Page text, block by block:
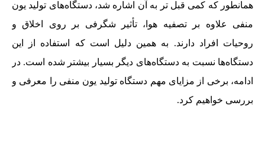
همانطور که کمی قبل تر به آن اشاره شد، دستگاه‌های تولید یون
منفی علاوه بر تصفیه هوا، تأثیر شگرفی بر روی اخلاق و
روحیات افراد دارند. به همین دلیل است که استفاده از این
دستگاه‌ها نسبت به دستگاه‌های دیگر بسیار بیشتر شده است. در
ادامه، برخی از مزایای مهم دستگاه تولید یون منفی را معرفی و
بررسی خواهیم کرد.